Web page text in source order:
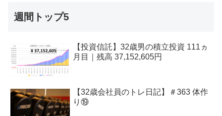
週間トップ5
【投資信託】32歳男の積立投資 111ヵ
月目｜残高 37,152,605円
【32歳会社員のトレ日記】＃363 体作
り⑲